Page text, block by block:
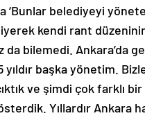
‘Bunlar belediyeyi
kendi rant
bilemedi. Ankara’da
başka yönetim.
ve şimdi çok farklı
Yıllardır Ankara